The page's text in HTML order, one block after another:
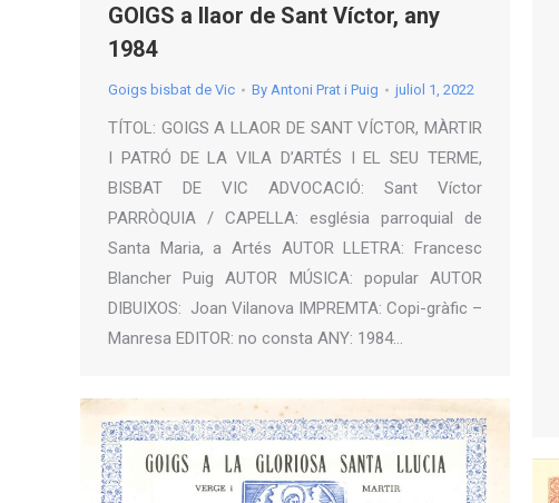
GOIGS a llaor de Sant Víctor, any
1984
Goigs bisbat de Vic By Antoni Prat i Puig juliol 1, 2022
TÍTOL: GOIGS A LLAOR DE SANT VÍCTOR, MÀRTIR
I PATRÓ DE LA VILA D’ARTÉS I EL SEU TERME,
BISBAT DE VIC ADVOCACIÓ: Sant Víctor
PARRÒQUIA / CAPELLA: església parroquial de
Santa Maria, a Artés AUTOR LLETRA: Francesc
Blancher Puig AUTOR MÚSICA: popular AUTOR
DIBUIXOS: Joan Vilanova IMPREMTA: Copi-gràfic –
Manresa EDITOR: no consta ANY: 1984…